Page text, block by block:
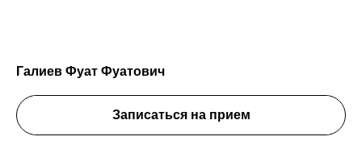
Галиев Фуат Фуатович
Записаться на прием